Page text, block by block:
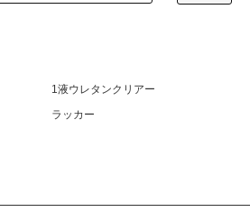
1液ウレタンクリアー
ラッカー